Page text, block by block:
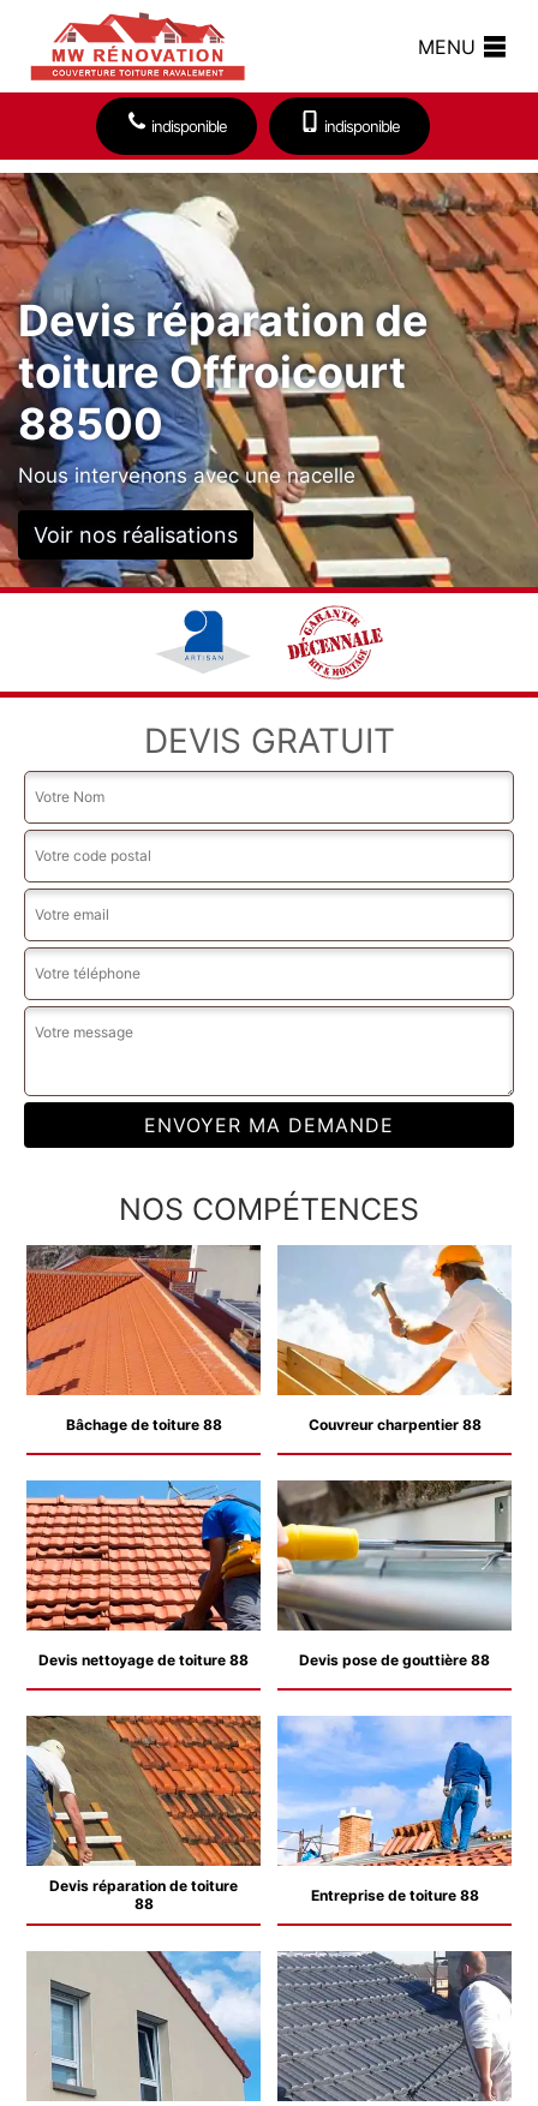
MENU
indisponible indisponible
Devis réparation de
toiture Offroicourt
88500
Nous intervenons avec une nacelle
Voir nos réalisations
DEVIS GRATUIT
NOS COMPÉTENCES
Bâchage de toiture 88 Couvreur charpentier 88
Devis nettoyage de toiture 88 Devis pose de gouttière 88
Devis réparation de toiture
88
Entreprise de toiture 88